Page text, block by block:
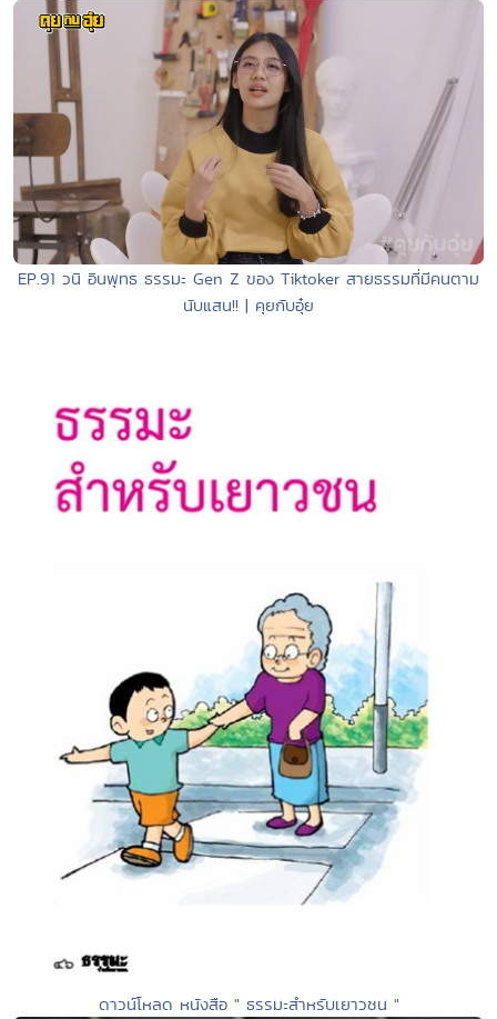
EP.91 วนิ อินพุทธ ธรรมะ Gen Z ของ Tiktoker สายธรรมที่มีคนตาม
นับแสน!! | คุยกับอุ๋ย
ดาวน์โหลด หนังสือ " ธรรมะสำหรับเยาวชน "